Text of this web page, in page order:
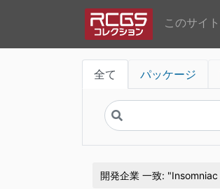
このサイ
全て パッケージ
開発企業 一致